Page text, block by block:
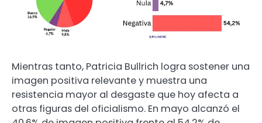
Mientras tanto, Patricia Bullrich logra sostener una
imagen positiva relevante y muestra una
resistencia mayor al desgaste que hoy afecta a
otras figuras del oficialismo. En mayo alcanzó el